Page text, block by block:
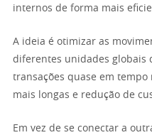
internos de forma mais
A ideia é otimizar as
diferentes unidades globais
transações quase em
mais longas e redução de
Em vez de se conectar a